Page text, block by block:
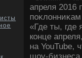
апреля 2016
«Где ты,
конце
на YouTube,
шоу-бизнеса.